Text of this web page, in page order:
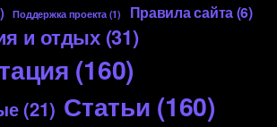
Поддержка проекта(1) Правила сайта(6)
и отдых(31)
(160)
(21) Статьи (160)